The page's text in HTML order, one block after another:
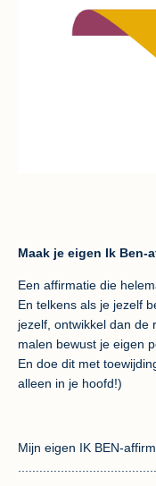
Maak je eigen Ik Ben-
Een affirmatie die
En telkens als je jezelf
jezelf, ontwikkel dan de
malen bewust je eigen
En doe dit met
alleen in je hoofd!)
Mijn eigen IK BEN-